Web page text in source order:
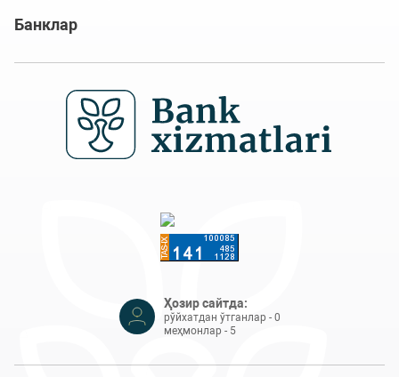
Банклар
Ҳозир сайтда:
рўйхатдан ўтганлар - 0
меҳмонлар - 5